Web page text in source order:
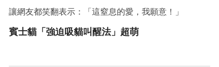
讓網友都笑翻表示：「這窒息的愛，我願意！」
賓士貓「強迫吸貓叫醒法」超萌